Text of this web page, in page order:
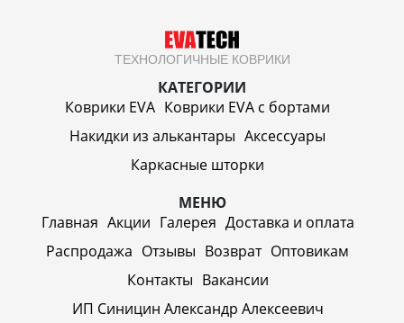
ТЕХНОЛОГИЧНЫЕ КОВРИКИ
КАТЕГОРИИ
Коврики EVA Коврики EVA c бортами
Накидки из алькантары Аксессуары
Каркасные шторки
МЕНЮ
Главная Акции Галерея Доставка и оплата
Распродажа Отзывы Возврат Оптовикам
Контакты Вакансии
ИП Синицин Александр Алексеевич